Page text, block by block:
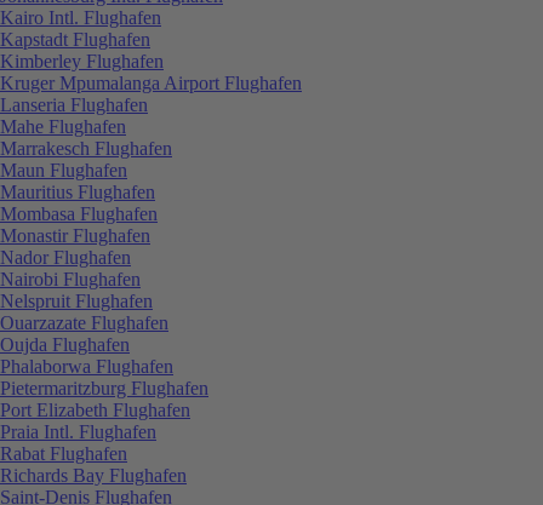
Kairo Intl. Flughafen
Kapstadt Flughafen
Kimberley Flughafen
Kruger Mpumalanga Airport Flughafen
Lanseria Flughafen
Mahe Flughafen
Marrakesch Flughafen
Maun Flughafen
Mauritius Flughafen
Mombasa Flughafen
Monastir Flughafen
Nador Flughafen
Nairobi Flughafen
Nelspruit Flughafen
Ouarzazate Flughafen
Oujda Flughafen
Phalaborwa Flughafen
Pietermaritzburg Flughafen
Port Elizabeth Flughafen
Praia Intl. Flughafen
Rabat Flughafen
Richards Bay Flughafen
Saint-Denis Flughafen